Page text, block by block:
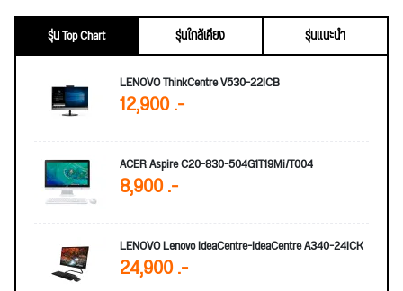
รุ่น Top Chart รุ่นใกล้เคียง
รุ่นแนะนำ
LENOVO ThinkCentre V530-22ICB
12,900 .-
ACER Aspire C20-830-504G1T19Mi/T004
8,900 .-
LENOVO Lenovo IdeaCentre-IdeaCentre A340-24ICK
24,900 .-